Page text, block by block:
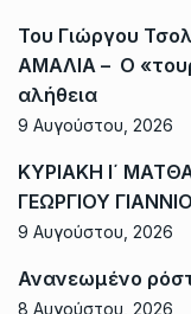
Του Γιώργου
ΑΜΑΛΙΑ – Ο
αλήθεια
9 Αυγούστου, 2026
ΚΥΡΙΑΚΗ Ι΄
ΓΕΩΡΓΙΟΥ
9 Αυγούστου, 2026
Ανανεωμένο
8 Αυγούστου, 2026